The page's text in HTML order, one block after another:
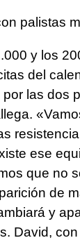
palistas
y los
del
las dos
ese
que no
de
y
David,